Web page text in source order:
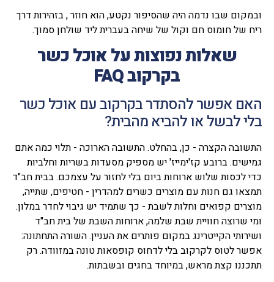
ובמקום שבו נדמה היה שהסיפור נקטע, הוא חוזר , בזהירות דרך
ריח של חומוס חם וקול של שיחה בעברית ליד שולחן סמוך.
שאלות נפוצות על אוכל כשר
בקרקוב FAQ
האם אפשר להסתדר בקרקוב עם אוכל כשר
בלי לבשל או להביא מהבית?
התשובה הקצרה - כן, בהחלט. התשובה הארוכה - תלוי כמה אתם
גמישים. ברובע קז'ימייז' יש מספיק מסעדות בשריות וחלביות
כדי לכסות שלוש ארוחות ביום בלי לחזור על עצמכם. בבית חב"ד
תמצאו גם חנות עם מוצרים כשרים למהדרין - חטיפים, שתייה,
מוצרים קפואים וחלות לשבת - כך שתמיד יש גיבוי לחדר במלון.
ומי שרוצה חוויית שבת שלמה, ארוחות השבת של בית חב"ד
ושירותי הקייטרינג במקום פותרים את העניין. השורה התחתונה:
אפשר לטוס לקרקוב בלי לדחוס קופסאות טונה במזוודה. רק
תתכננו קצת מראש, במיוחד בחגים ובשבתות.